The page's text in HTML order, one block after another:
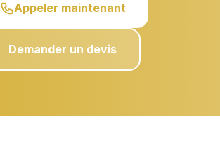
Appeler maintenant
Demander un devis